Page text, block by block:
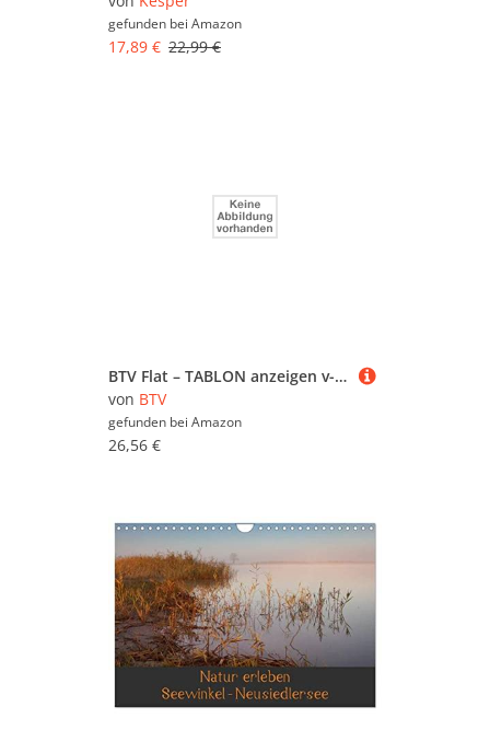
gefunden bei Amazon
17,89 € 22,99 €
BTV Flat – TABLON anzeigen v-1 Vertikal Natur
von BTV
gefunden bei Amazon
26,56 €